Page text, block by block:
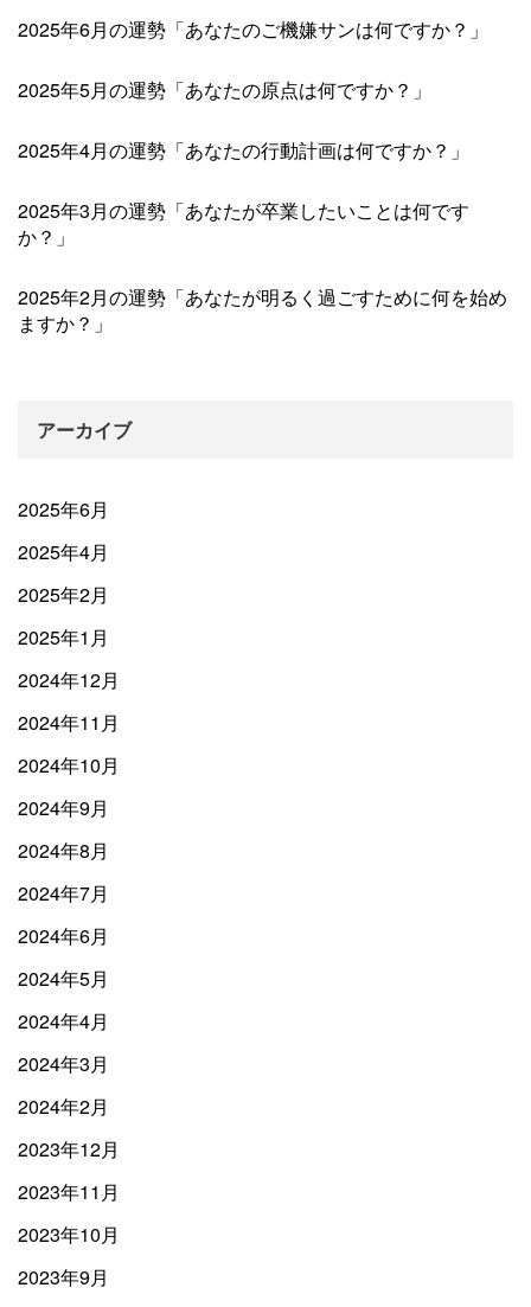
2025年6月の運勢「あなたのご機嫌サンは何ですか？」
2025年5月の運勢「あなたの原点は何ですか？」
2025年4月の運勢「あなたの行動計画は何ですか？」
2025年3月の運勢「あなたが卒業したいことは何です
か？」
2025年2月の運勢「あなたが明るく過ごすために何を始め
ますか？」
アーカイブ
2025年6月
2025年4月
2025年2月
2025年1月
2024年12月
2024年11月
2024年10月
2024年9月
2024年8月
2024年7月
2024年6月
2024年5月
2024年4月
2024年3月
2024年2月
2023年12月
2023年11月
2023年10月
2023年9月